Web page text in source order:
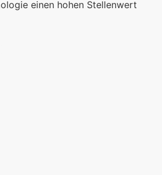
einen hohen Stellenwert